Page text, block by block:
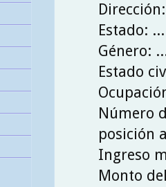
Estado:
Género:
Estado
Número
posición
Ingreso
Monto